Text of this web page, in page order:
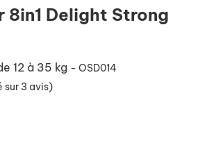
8in1 Delight Strong
12 à 35 kg - OSD014
sur 3 avis)